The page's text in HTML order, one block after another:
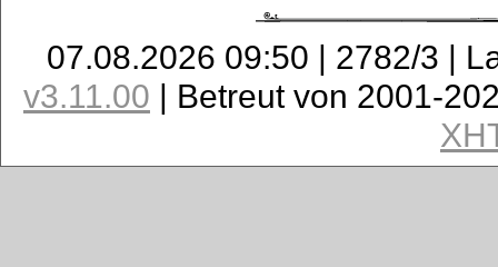
07.08.2026 09:50 | 2782/3 |
v3.11.00 | Betreut von 2001-